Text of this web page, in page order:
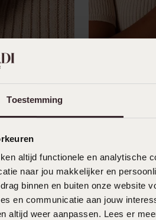
Toestemming
altijd functionele en analytische
naar jou makkelijker en
binnen en buiten onze website
en communicatie aan jouw
altijd weer aanpassen. Lees er